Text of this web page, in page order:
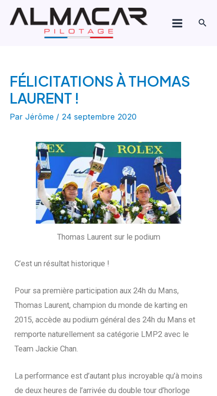
Aller
Menu
FÉLICITATIONS À THOMAS
LAURENT !
Par Jérôme / 24 septembre 2020
Thomas Laurent sur le podium
C’est un résultat historique !
Pour sa première participation aux 24h du Mans,
Thomas Laurent, champion du monde de karting en
2015, accède au podium général des 24h du Mans et
remporte naturellement sa catégorie LMP2 avec le
Team Jackie Chan.
La performance est d’autant plus incroyable qu’à moins
de deux heures de l’arrivée du double tour d’horloge
Navigation
de